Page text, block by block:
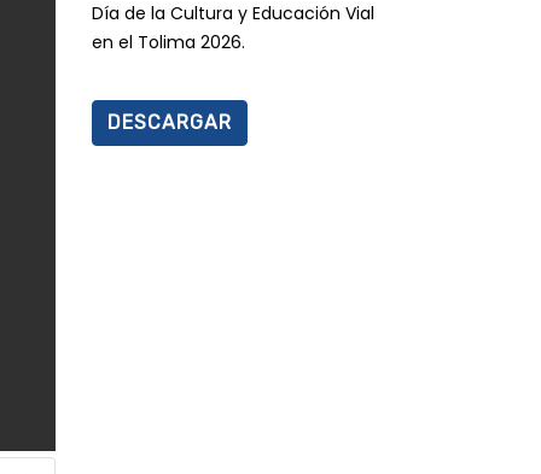
Día de la Cultura y Educación Vial
en el Tolima 2026.
DESCARGAR